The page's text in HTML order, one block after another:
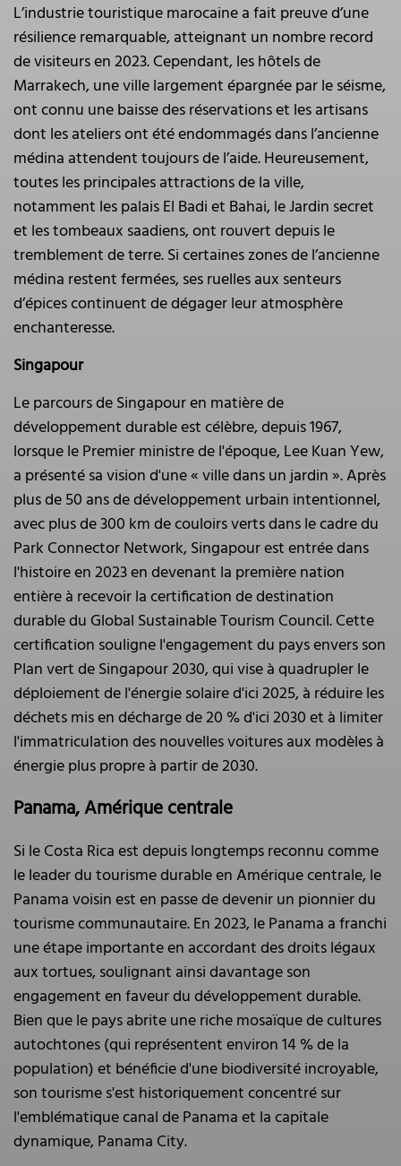
L’industrie touristique marocaine a fait preuve d’une
résilience remarquable, atteignant un nombre record
de visiteurs en 2023. Cependant, les hôtels de
Marrakech, une ville largement épargnée par le séisme,
ont connu une baisse des réservations et les artisans
dont les ateliers ont été endommagés dans l’ancienne
médina attendent toujours de l’aide. Heureusement,
toutes les principales attractions de la ville,
notamment les palais El Badi et Bahai, le Jardin secret
et les tombeaux saadiens, ont rouvert depuis le
tremblement de terre. Si certaines zones de l’ancienne
médina restent fermées, ses ruelles aux senteurs
d’épices continuent de dégager leur atmosphère
enchanteresse.
Singapour
Le parcours de Singapour en matière de
développement durable est célèbre, depuis 1967,
lorsque le Premier ministre de l'époque, Lee Kuan Yew,
a présenté sa vision d'une « ville dans un jardin ». Après
plus de 50 ans de développement urbain intentionnel,
avec plus de 300 km de couloirs verts dans le cadre du
Park Connector Network, Singapour est entrée dans
l'histoire en 2023 en devenant la première nation
entière à recevoir la certification de destination
durable du Global Sustainable Tourism Council. Cette
certification souligne l'engagement du pays envers son
Plan vert de Singapour 2030, qui vise à quadrupler le
déploiement de l'énergie solaire d'ici 2025, à réduire les
déchets mis en décharge de 20 % d'ici 2030 et à limiter
l'immatriculation des nouvelles voitures aux modèles à
énergie plus propre à partir de 2030.
Panama, Amérique centrale
Si le Costa Rica est depuis longtemps reconnu comme
le leader du tourisme durable en Amérique centrale, le
Panama voisin est en passe de devenir un pionnier du
tourisme communautaire. En 2023, le Panama a franchi
une étape importante en accordant des droits légaux
aux tortues, soulignant ainsi davantage son
engagement en faveur du développement durable.
Bien que le pays abrite une riche mosaïque de cultures
autochtones (qui représentent environ 14 % de la
population) et bénéficie d'une biodiversité incroyable,
son tourisme s'est historiquement concentré sur
l'emblématique canal de Panama et la capitale
dynamique, Panama City.